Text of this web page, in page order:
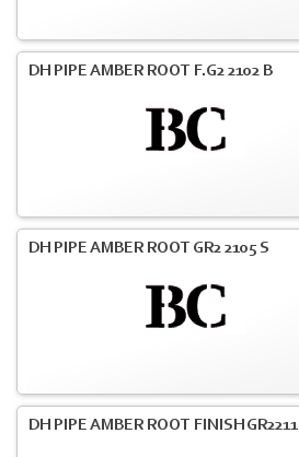
DH PIPE AMBER ROOT F.G2 2102 B
DH PIPE AMBER ROOT GR2 2105 S
DH PIPE AMBER ROOT FINISH GR2211